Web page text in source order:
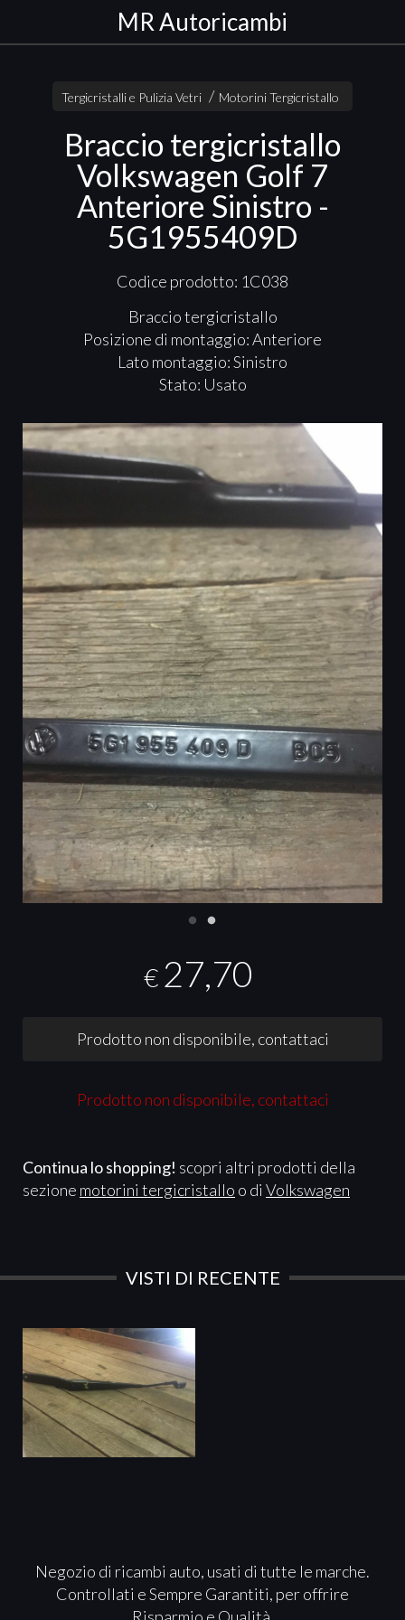
MR Autoricambi
Tergicristalli e Pulizia Vetri Motorini Tergicristallo
Braccio tergicristallo
Volkswagen Golf 7
Anteriore Sinistro -
5G1955409D
Codice prodotto: 1C038
Braccio tergicristallo
Posizione di montaggio: Anteriore
Lato montaggio: Sinistro
Stato: Usato
€ 27,70
Prodotto non disponibile, contattaci
Prodotto non disponibile, contattaci
Continua lo shopping! scopri altri prodotti della
sezione motorini tergicristallo o di Volkswagen
VISTI DI RECENTE
Negozio di ricambi auto, usati di tutte le marche.
Controllati e Sempre Garantiti, per offrire